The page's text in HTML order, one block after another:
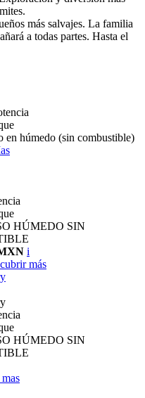
más salvajes. La familia
a todas partes. Hasta el
en húmedo (sin combustible)
HÚMEDO SIN
i
más
HÚMEDO SIN